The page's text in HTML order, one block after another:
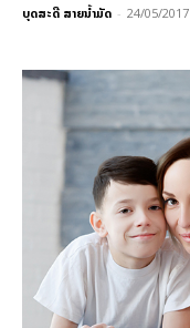
ບຸດສະດີ ສາຍນ້ຳມັດ - 24/05/2017